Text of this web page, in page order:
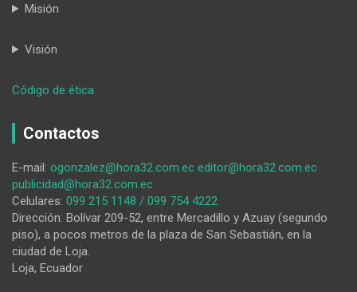
Misión
Visión
Código de ética
Mr.
Contactos
E-mail: ogonzalez@hora32.com.ec editor@hora32.com.ec
publicidad@hora32.com.ec
Celulares: 099 215 1148 / 099 754 4222
Dirección: Bolívar 209-52, entre Mercadillo y Azuay (segundo
piso), a pocos metros de la plaza de San Sebastián, en la
ciudad de Loja.
Loja, Ecuador